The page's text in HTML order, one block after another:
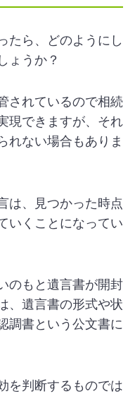
たら、どのようにし
ょうか？
されているので相続
現できますが、それ
れない場合もありま
は、見つかった時点
いくことになってい
のもと遺言書が開封
、遺言書の形式や状
調書という公文書に
を判断するものでは